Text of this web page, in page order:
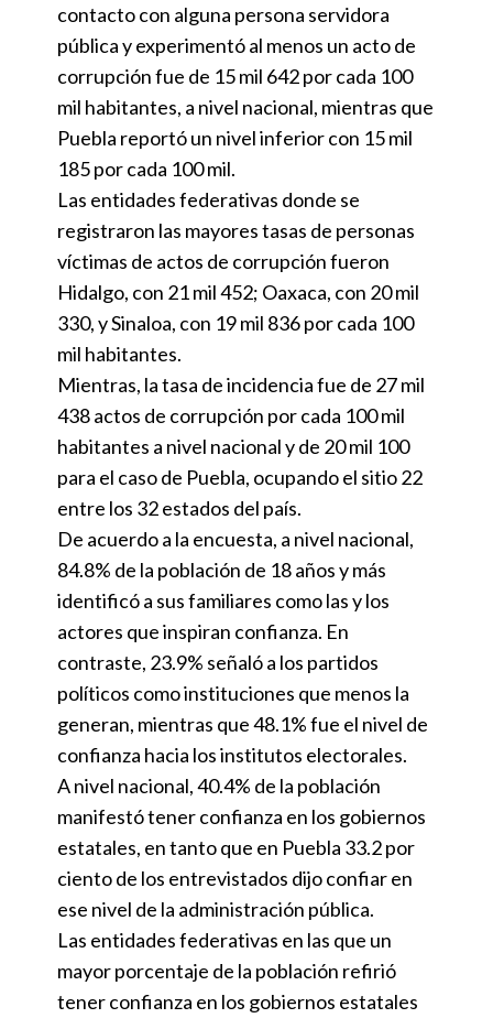
contacto con alguna persona servidora
pública y experimentó al menos un acto de
corrupción fue de 15 mil 642 por cada 100
mil habitantes, a nivel nacional, mientras que
Puebla reportó un nivel inferior con 15 mil
185 por cada 100 mil.
Las entidades federativas donde se
registraron las mayores tasas de personas
víctimas de actos de corrupción fueron
Hidalgo, con 21 mil 452; Oaxaca, con 20 mil
330, y Sinaloa, con 19 mil 836 por cada 100
mil habitantes.
Mientras, la tasa de incidencia fue de 27 mil
438 actos de corrupción por cada 100 mil
habitantes a nivel nacional y de 20 mil 100
para el caso de Puebla, ocupando el sitio 22
entre los 32 estados del país.
De acuerdo a la encuesta, a nivel nacional,
84.8% de la población de 18 años y más
identificó a sus familiares como las y los
actores que inspiran confianza. En
contraste, 23.9% señaló a los partidos
políticos como instituciones que menos la
generan, mientras que 48.1% fue el nivel de
confianza hacia los institutos electorales.
A nivel nacional, 40.4% de la población
manifestó tener confianza en los gobiernos
estatales, en tanto que en Puebla 33.2 por
ciento de los entrevistados dijo confiar en
ese nivel de la administración pública.
Las entidades federativas en las que un
mayor porcentaje de la población refirió
tener confianza en los gobiernos estatales